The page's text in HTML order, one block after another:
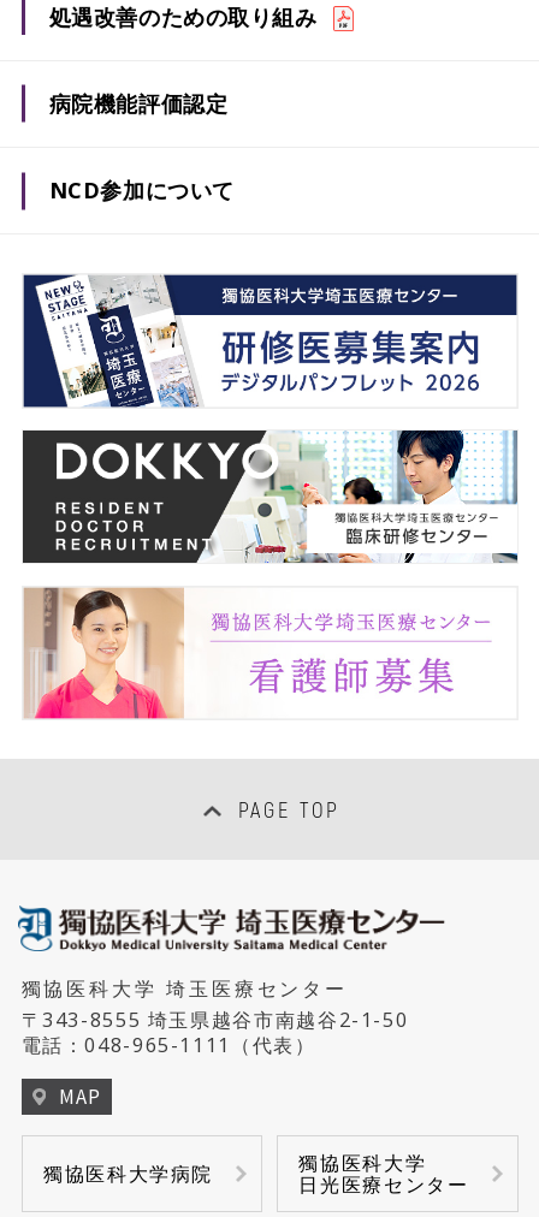
処遇改善のための取り組み
病院機能評価認定
NCD参加について
PAGE TOP
獨協医科大学 埼玉医療センター
〒343-8555 埼玉県越谷市南越谷2-1-50
電話：048-965-1111 （代表）
MAP
獨協医科大学病院
獨協医科大学
日光医療センター